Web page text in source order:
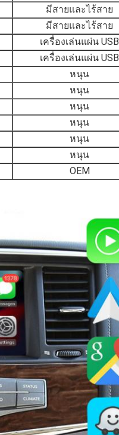
มีสายและไร้สาย
มีสายและไร้สาย
เครื่องเล่นแผ่น USB
เครื่องเล่นแผ่น USB
หนุน
หนุน
หนุน
หนุน
หนุน
หนุน
OEM